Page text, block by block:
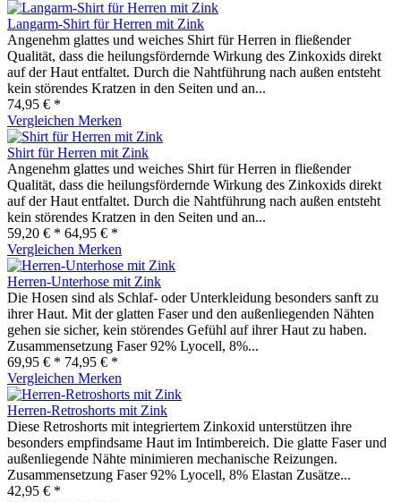
Langarm-Shirt für Herren mit Zink
Angenehm glattes und weiches Shirt für Herren in fließender
Qualität, dass die heilungsfördernde Wirkung des Zinkoxids direkt
auf der Haut entfaltet. Durch die Nahtführung nach außen entsteht
kein störendes Kratzen in den Seiten und an...
74,95 € *
Vergleichen Merken
Shirt für Herren mit Zink
Angenehm glattes und weiches Shirt für Herren in fließender
Qualität, dass die heilungsfördernde Wirkung des Zinkoxids direkt
auf der Haut entfaltet. Durch die Nahtführung nach außen entsteht
kein störendes Kratzen in den Seiten und an...
59,20 € * 64,95 € *
Vergleichen Merken
Herren-Unterhose mit Zink
Die Hosen sind als Schlaf- oder Unterkleidung besonders sanft zu
ihrer Haut. Mit der glatten Faser und den außenliegenden Nähten
gehen sie sicher, kein störendes Gefühl auf ihrer Haut zu haben.
Zusammensetzung Faser 92% Lyocell, 8%...
69,95 € * 74,95 € *
Vergleichen Merken
Herren-Retroshorts mit Zink
Diese Retroshorts mit integriertem Zinkoxid unterstützen ihre
besonders empfindsame Haut im Intimbereich. Die glatte Faser und
außenliegende Nähte minimieren mechanische Reizungen.
Zusammensetzung Faser 92% Lyocell, 8% Elastan Zusätze...
42,95 € *